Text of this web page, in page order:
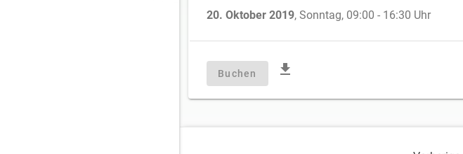
20. Oktober 2019, Sonntag, 09:00 - 16:30 Uhr
Buchen